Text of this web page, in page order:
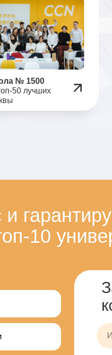
№ 1500
50 лучших
10